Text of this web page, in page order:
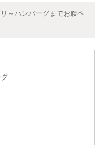
～ハンバーグまでお腹ペ